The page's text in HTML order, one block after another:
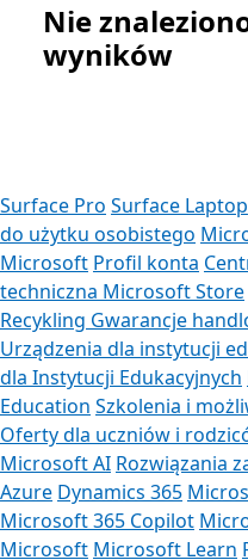
Nie
wyników
Surface Pro Surface Laptop
do użytku osobistego
Microsoft Profil konta
techniczna Microsoft Store
Recykling Gwarancje
Urządzenia dla instytucji
dla Instytucji Edukacyjnych
Education Szkolenia i
Oferty dla uczniów i
Microsoft AI Rozwiązania
Azure Dynamics 365
Microsoft 365 Copilot
Microsoft Microsoft Learn